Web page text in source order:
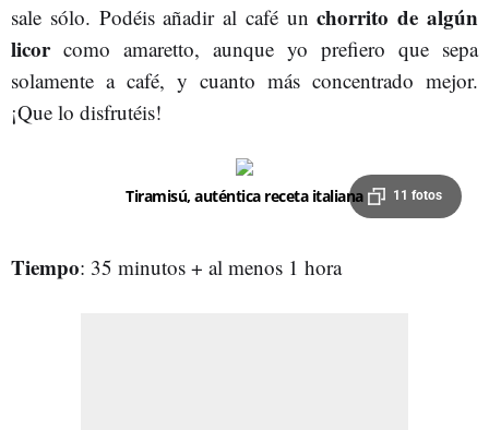
sale sólo. Podéis añadir al café unchorrito de algún
licorcomo amaretto, aunque yo prefiero que sepa
solamente a café, y cuanto más concentrado mejor.
¡Que lo disfrutéis!
11 fotos
Tiramisú, auténtica receta italiana
Tiempo: 35 minutos + al menos 1 hora